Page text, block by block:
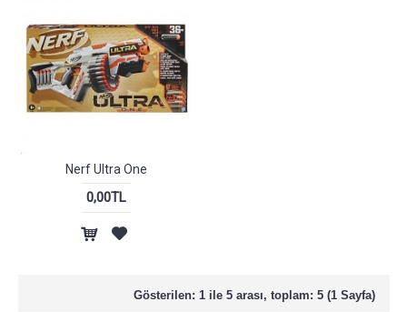
Nerf Ultra One
0,00TL
Gösterilen: 1 ile 5 arası, toplam: 5 (1 Sayfa)